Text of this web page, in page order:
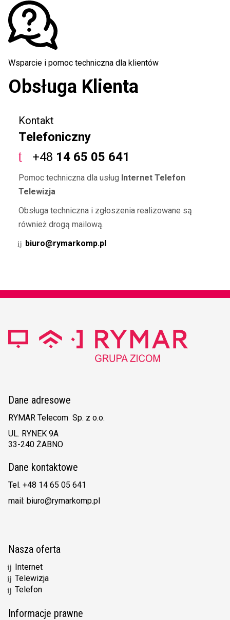
Wsparcie i pomoc techniczna dla klientów
Obsługa Klienta
Kontakt
Telefoniczny
+48 14 65 05 641
Pomoc techniczna dla usług Internet Telefon
Telewizja
Obsługa techniczna i zgłoszenia realizowane są
również drogą mailową.
biuro@rymarkomp.pl
Dane adresowe
RYMAR Telecom Sp. z o.o.
UL. RYNEK 9A
33-240 ŻABNO
Dane kontaktowe
Tel. +48 14 65 05 641
mail: biuro@rymarkomp.pl
Nasza oferta
Internet
Telewizja
Telefon
Informacje prawne